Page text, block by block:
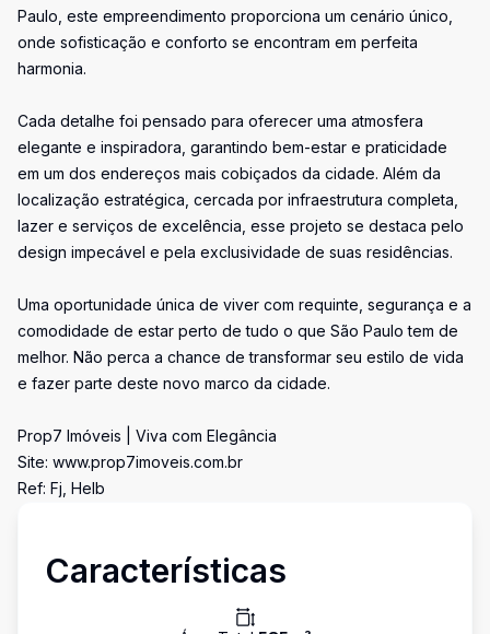
Paulo, este empreendimento proporciona um cenário único,
onde sofisticação e conforto se encontram em perfeita
harmonia.
Cada detalhe foi pensado para oferecer uma atmosfera
elegante e inspiradora, garantindo bem-estar e praticidade
em um dos endereços mais cobiçados da cidade. Além da
localização estratégica, cercada por infraestrutura completa,
lazer e serviços de excelência, esse projeto se destaca pelo
design impecável e pela exclusividade de suas residências.
Uma oportunidade única de viver com requinte, segurança e a
comodidade de estar perto de tudo o que São Paulo tem de
melhor. Não perca a chance de transformar seu estilo de vida
e fazer parte deste novo marco da cidade.
Prop7 Imóveis | Viva com Elegância
Site: www.prop7imoveis.com.br
Ref: Fj, Helb
Características